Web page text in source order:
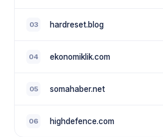
03 hardreset.blog
04 ekonomiklik.com
05 somahaber.net
06 highdefence.com